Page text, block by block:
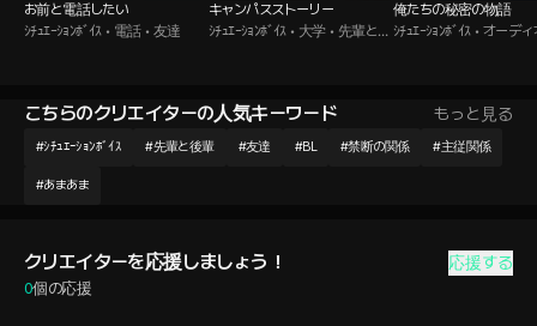
お前と電話したい
ｼﾁｭｴｰｼｮﾝﾎﾞｲｽ • 電話 • 友達
キャンパスストーリー
ｼﾁｭｴｰｼｮﾝﾎﾞｲｽ • 大学 • 先輩と後
俺たちの秘密の物語
ｼﾁｭｴｰｼｮﾝﾎﾞｲｽ • オーデ
こちらのクリエイターの人気キーワード もっと見る
#ｼﾁｭｴｰｼｮﾝﾎﾞｲｽ #先輩と後輩 #友達 #BL #禁断の関係 #主従関係
#あまあま
クリエイターを応援しましょう！ 応援する
0個の応援